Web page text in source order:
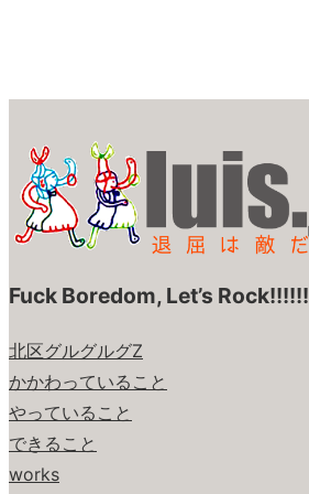
Fuck Boredom, Let’s Rock!!!!!!
北区グルグルグZ
かかわっていること
やっていること
できること
works